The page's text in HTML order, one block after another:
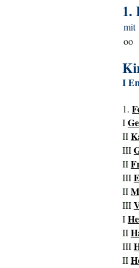
1.
mit
oo
I
1.
I
II
III
II
III
II
III
I
II
III
II